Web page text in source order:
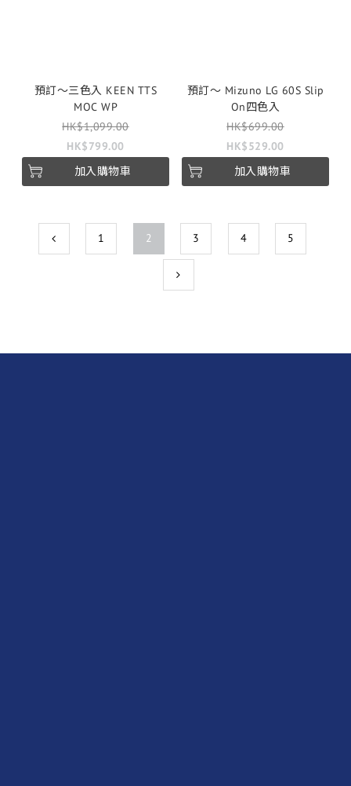
預訂～三色入 KEEN TTS
MOC WP
HK$1,099.00
HK$799.00
加入購物車
預訂～ Mizuno LG 60S Slip
On四色入
HK$699.00
HK$529.00
加入購物車
1 2 3 4 5